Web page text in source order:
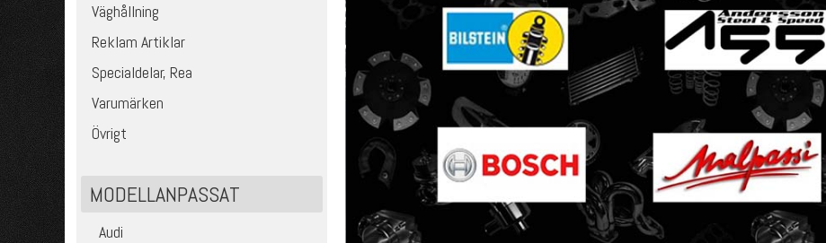
Väghållning
Reklam Artiklar
Specialdelar, Rea
Varumärken
Övrigt
MODELLANPASSAT
Audi